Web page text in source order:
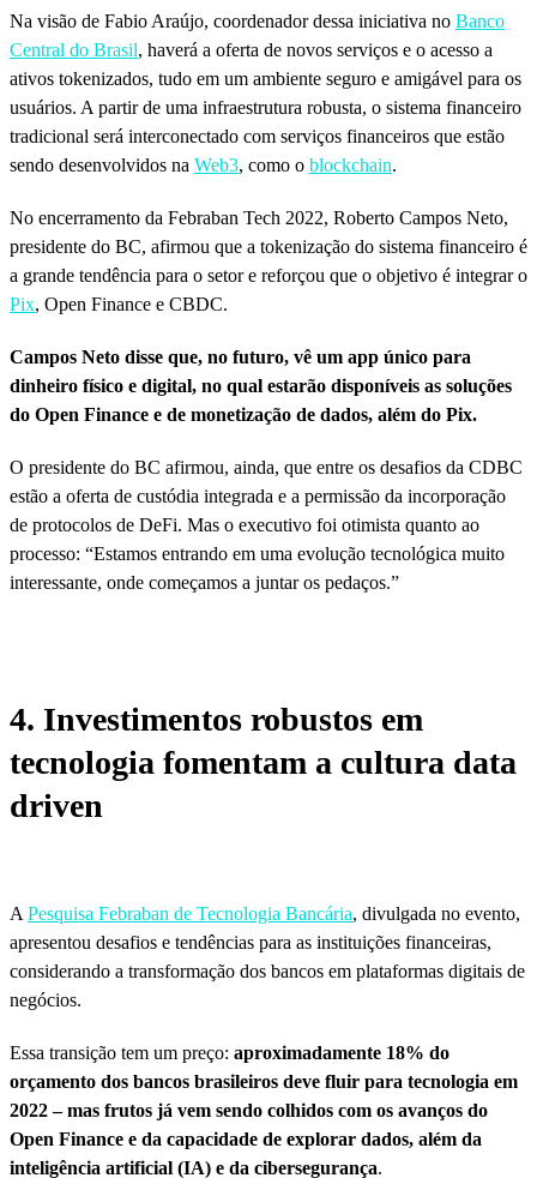
Na visão de Fabio Araújo, coordenador dessa iniciativa no Banco
Central do Brasil, haverá a oferta de novos serviços e o acesso a
ativos tokenizados, tudo em um ambiente seguro e amigável para os
usuários. A partir de uma infraestrutura robusta, o sistema financeiro
tradicional será interconectado com serviços financeiros que estão
sendo desenvolvidos na Web3, como o blockchain.
No encerramento da Febraban Tech 2022, Roberto Campos Neto,
presidente do BC, afirmou que a tokenização do sistema financeiro é
a grande tendência para o setor e reforçou que o objetivo é integrar o
Pix, Open Finance e CBDC.
Campos Neto disse que, no futuro, vê um app único para
dinheiro físico e digital, no qual estarão disponíveis as soluções
do Open Finance e de monetização de dados, além do Pix.
O presidente do BC afirmou, ainda, que entre os desafios da CDBC
estão a oferta de custódia integrada e a permissão da incorporação
de protocolos de DeFi. Mas o executivo foi otimista quanto ao
processo: “Estamos entrando em uma evolução tecnológica muito
interessante, onde começamos a juntar os pedaços.”
4. Investimentos robustos em
tecnologia fomentam a cultura data
driven
APesquisa Febraban de Tecnologia Bancária, divulgada no evento,
apresentou desafios e tendências para as instituições financeiras,
considerando a transformação dos bancos em plataformas digitais de
negócios.
Essa transição tem um preço: aproximadamente 18% do
orçamento dos bancos brasileiros deve fluir para tecnologia em
2022 – mas frutos já vem sendo colhidos com os avanços do
Open Finance e da capacidade de explorar dados, além da
inteligência artificial (IA) e da cibersegurança.